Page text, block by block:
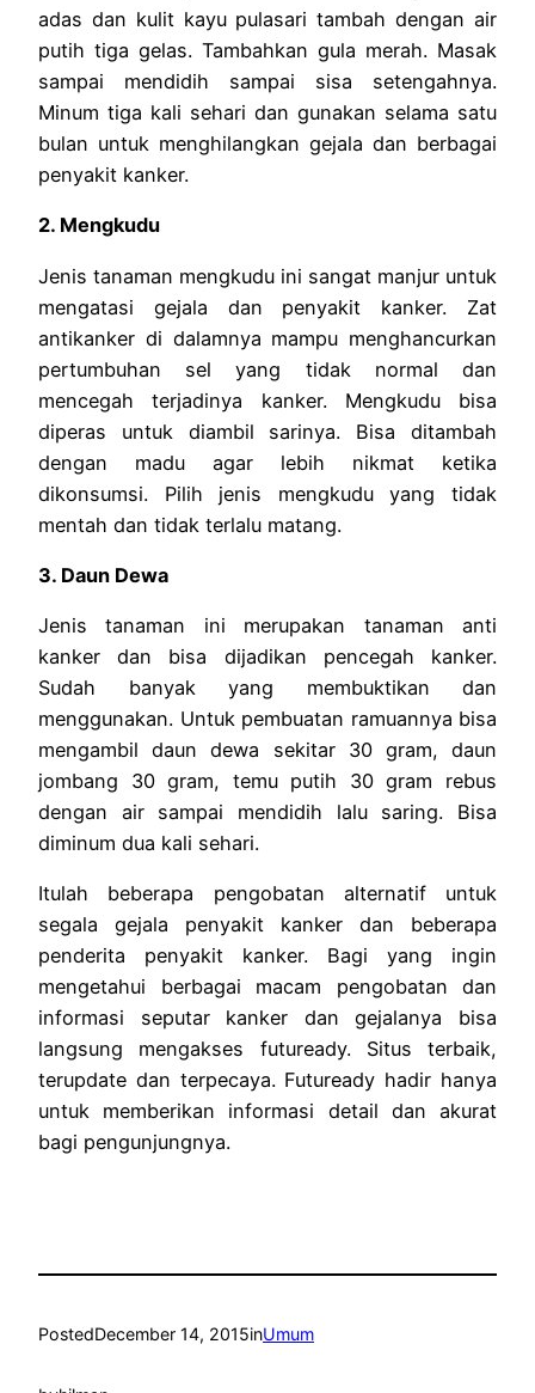
adas dan kulit kayu pulasari tambah dengan air
putih tiga gelas. Tambahkan gula merah. Masak
sampai mendidih sampai sisa setengahnya.
Minum tiga kali sehari dan gunakan selama satu
bulan untuk menghilangkan gejala dan berbagai
penyakit kanker.
2. Mengkudu
Jenis tanaman mengkudu ini sangat manjur untuk
mengatasi gejala dan penyakit kanker. Zat
antikanker di dalamnya mampu menghancurkan
pertumbuhan sel yang tidak normal dan
mencegah terjadinya kanker. Mengkudu bisa
diperas untuk diambil sarinya. Bisa ditambah
dengan madu agar lebih nikmat ketika
dikonsumsi. Pilih jenis mengkudu yang tidak
mentah dan tidak terlalu matang.
3. Daun Dewa
Jenis tanaman ini merupakan tanaman anti
kanker dan bisa dijadikan pencegah kanker.
Sudah banyak yang membuktikan dan
menggunakan. Untuk pembuatan ramuannya bisa
mengambil daun dewa sekitar 30 gram, daun
jombang 30 gram, temu putih 30 gram rebus
dengan air sampai mendidih lalu saring. Bisa
diminum dua kali sehari.
Itulah beberapa pengobatan alternatif untuk
segala gejala penyakit kanker dan beberapa
penderita penyakit kanker. Bagi yang ingin
mengetahui berbagai macam pengobatan dan
informasi seputar kanker dan gejalanya bisa
langsung mengakses futuready. Situs terbaik,
terupdate dan terpecaya. Futuready hadir hanya
untuk memberikan informasi detail dan akurat
bagi pengunjungnya.
PostedDecember 14, 2015inUmum